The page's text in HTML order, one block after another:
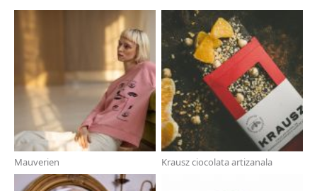
Mauverien Krausz ciocolata artizanala